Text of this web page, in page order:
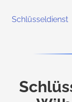
Schlüsseldienst